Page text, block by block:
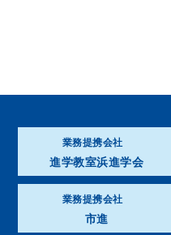
業務提携会社
進学教室浜進学会
業務提携会社
市進